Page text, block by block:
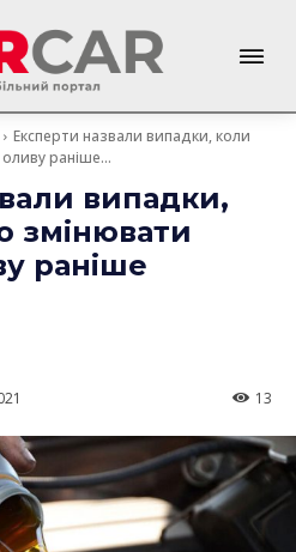
Експерти назвали випадки, коли
раніше...
випадки,
змінювати
раніше
13